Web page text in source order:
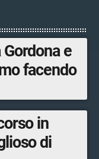
e
facendo
in
di